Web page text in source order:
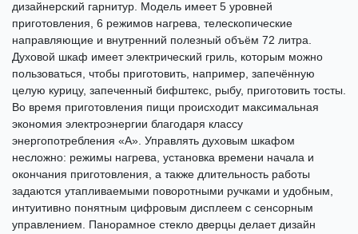
дизайнерский гарнитур. Модель имеет 5 уровней
приготовления, 6 режимов нагрева, телескопические
направляющие и внутренний полезный объём 72 литра.
Духовой шкаф имеет электрический гриль, которым можно
пользоваться, чтобы приготовить, например, запечённую
целую курицу, запеченный бифштекс, рыбу, приготовить тосты.
Во время приготовления пищи происходит максимальная
экономия электроэнергии благодаря классу
энергопотребления «А». Управлять духовым шкафом
несложно: режимы нагрева, установка времени начала и
окончания приготовления, а также длительность работы
задаются утапливаемыми поворотными ручками и удобным,
интуитивно понятным цифровым дисплеем с сенсорным
управлением. Панорамное стекло дверцы делает дизайн